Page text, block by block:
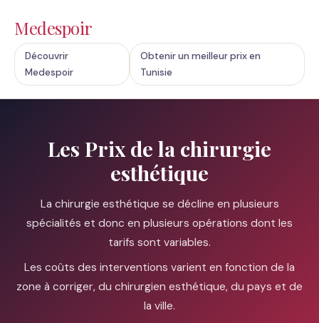
Medespoir
Découvrir
Medespoir
Obtenir un meilleur prix en
Tunisie
Les Prix de la chirurgie
esthétique
La chirurgie esthétique se décline en plusieurs
spécialités et donc en plusieurs opérations dont les
tarifs sont variables.
Les coûts des interventions varient en fonction de la
zone à corriger, du chirurgien esthétique, du pays et de
la ville.